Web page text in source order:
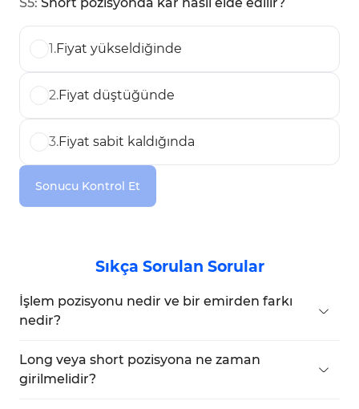
1.Fiyat yükseldiğinde
2.Fiyat düştüğünde
3.Fiyat sabit kaldığında
Sonucu Kontrol Et
Sıkça Sorulan Sorular
İşlem pozisyonu nedir ve bir emirden farkı
nedir?
ederken; bir emir, yalnızca bir alış veya satış
talimatıdır ve bu her zaman gerçekleşmeyebilir.
Long veya short pozisyona ne zaman
girilmelidir?